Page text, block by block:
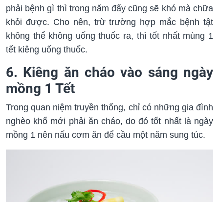
phải bệnh gì thì trong năm đấy cũng sẽ khó mà chữa
khỏi được. Cho nên, trừ trường hợp mắc bệnh tật
không thể không uống thuốc ra, thì tốt nhất mùng 1
tết kiêng uống thuốc.
6. Kiêng ăn cháo vào sáng ngày
mồng 1 Tết
Trong quan niệm truyền thống, chỉ có những gia đình
nghèo khổ mới phải ăn cháo, do đó tốt nhất là ngày
mồng 1 nên nấu cơm ăn để cầu một năm sung túc.